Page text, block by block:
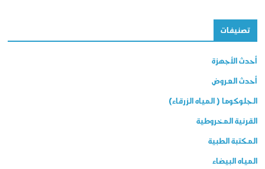
تصنيفات
أحدث الأجهزة
أحدث العروض
الجلوكوما ( المياه الزرقاء)
القرنية المخروطية
المكتبة الطبية
المياه البيضاء